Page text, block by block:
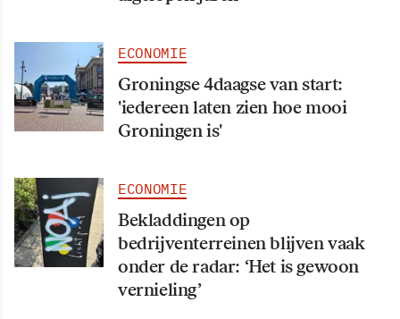
ECONOMIE
Groningse 4daagse van start:
'iedereen laten zien hoe mooi
Groningen is'
ECONOMIE
Bekladdingen op
bedrijventerreinen blijven vaak
onder de radar: ‘Het is gewoon
vernieling’